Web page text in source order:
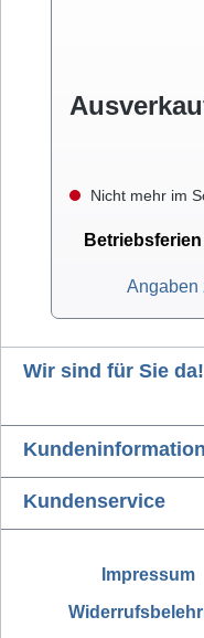
Nicht mehr im
Angaben
Wir sind für Sie da!
Kundenservice
Impressum